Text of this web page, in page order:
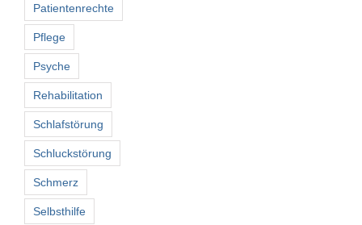
Patientenrechte
Pflege
Psyche
Rehabilitation
Schlafstörung
Schluckstörung
Schmerz
Selbsthilfe